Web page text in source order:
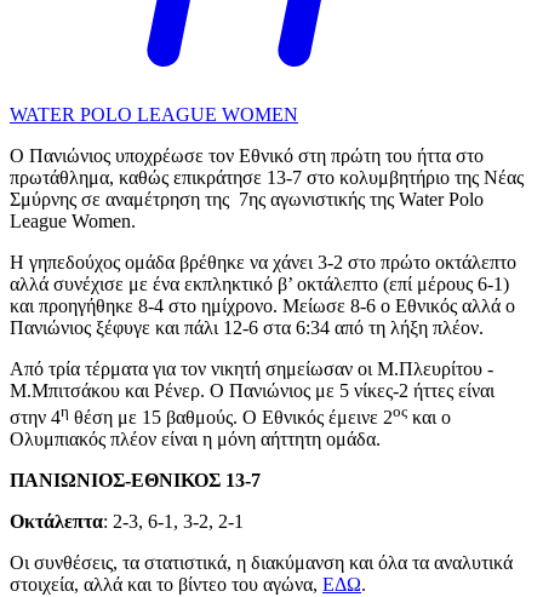
WATER POLO LEAGUE WOMEN
Ο Πανιώνιος υποχρέωσε τον Εθνικό στη πρώτη του ήττα στο
πρωτάθλημα, καθώς επικράτησε 13-7 στο κολυμβητήριο της Νέας
Σμύρνης σε αναμέτρηση της 7ης αγωνιστικής της Water Polo
League Women.
Η γηπεδούχος ομάδα βρέθηκε να χάνει 3-2 στο πρώτο οκτάλεπτο
αλλά συνέχισε με ένα εκπληκτικό β’ οκτάλεπτο (επί μέρους 6-1)
και προηγήθηκε 8-4 στο ημίχρονο. Μείωσε 8-6 ο Εθνικός αλλά ο
Πανιώνιος ξέφυγε και πάλι 12-6 στα 6:34 από τη λήξη πλέον.
Από τρία τέρματα για τον νικητή σημείωσαν οι Μ.Πλευρίτου -
Μ.Μπιτσάκου και Ρένερ. Ο Πανιώνιος με 5 νίκες-2 ήττες είναι
στην 4η θέση με 15 βαθμούς. Ο Εθνικός έμεινε 2ος και ο
Ολυμπιακός πλέον είναι η μόνη αήττητη ομάδα.
ΠΑΝΙΩΝΙΟΣ-ΕΘΝΙΚΟΣ 13-7
Οκτάλεπτα: 2-3, 6-1, 3-2, 2-1
Οι συνθέσεις, τα στατιστικά, η διακύμανση και όλα τα αναλυτικά
στοιχεία, αλλά και το βίντεο του αγώνα, ΕΔΩ.